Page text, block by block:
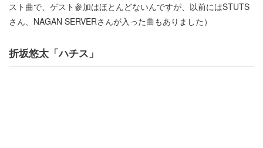
スト曲で、ゲスト参加はほとんどないんですが、以前にはSTUTS
さん、NAGAN SERVERさんが入った曲もありました）
折坂悠太「ハチス」